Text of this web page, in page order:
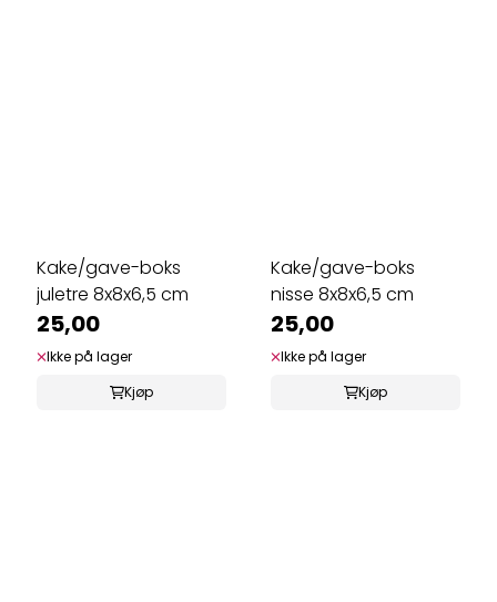
Kake/gave-boks
juletre 8x8x6,5 cm
25,00
Ikke på lager
Kjøp
Kake/gave-boks
nisse 8x8x6,5 cm
25,00
Ikke på lager
Kjøp